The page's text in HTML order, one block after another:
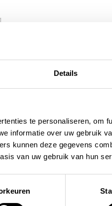
Details
te personaliseren, om
informatie over uw gebruik
kunnen deze gegevens
van uw gebruik van hun